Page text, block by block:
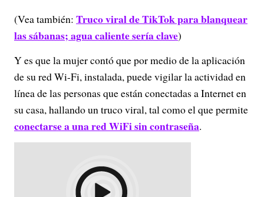
(Vea también: Truco viral de TikTok para blanquear
las sábanas; agua caliente sería clave)
Y es que la mujer contó que por medio de la aplicación
de su red Wi-Fi, instalada, puede vigilar la actividad en
línea de las personas que están conectadas a Internet en
su casa, hallando un truco viral, tal como el que permite
conectarse a una red WiFi sin contraseña.